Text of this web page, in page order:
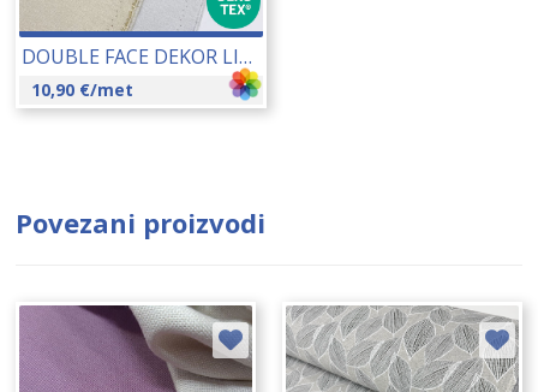
DOUBLE FACE DEKOR LILU LISO SA METALIZIRANIM NITIMA 140 CM 23228
10,90 €/met
Povezani proizvodi